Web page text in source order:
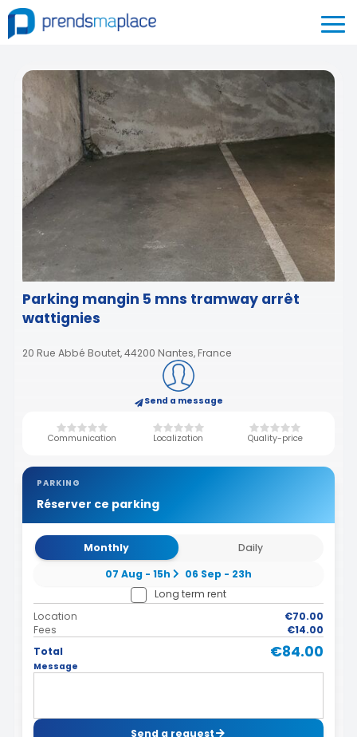
Parking mangin 5 mns tramway arrêt
wattignies
20 Rue Abbé Boutet, 44200 Nantes, France
Send a message
Communication Localization Quality-price
PARKING
Réserver ce parking
Monthly
Daily
07 Aug - 15h
06 Sep - 23h
Long term rent
Location
€70.00
Fees
€14.00
Total
€84.00
Message
Send a request